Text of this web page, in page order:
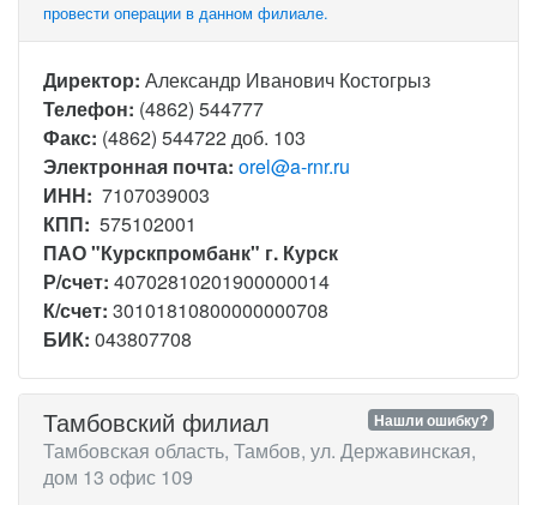
провести операции в данном филиале.
Директор: Александр Иванович Костогрыз
Телефон: (4862) 544777
Факс: (4862) 544722 доб. 103
Электронная почта: orel@a-rnr.ru
ИНН: 7107039003
КПП: 575102001
ПАО "Курскпромбанк" г. Курск
Р/счет: 40702810201900000014
К/счет: 30101810800000000708
БИК: 043807708
Нашли ошибку?
Тамбовский филиал
Тамбовская область, Тамбов, ул. Державинская,
дом 13 офис 109